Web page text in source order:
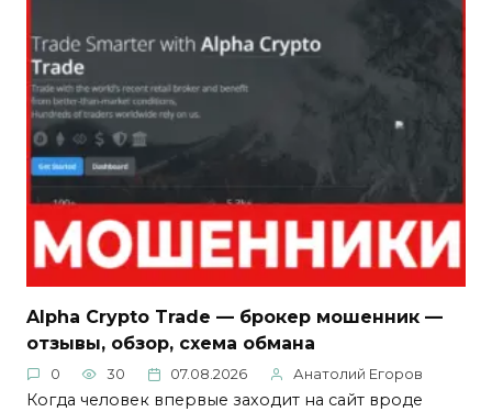
Alpha Crypto Trade — брокер мошенник —
отзывы, обзор, схема обмана
0 30 07.08.2026 Анатолий Егоров
Когда человек впервые заходит на сайт вроде